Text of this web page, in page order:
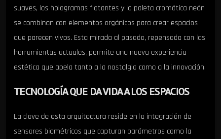
suaves, los hologramas flotantes y la paleta cromática neón
se combinan con elementos orgánicos para crear espacios
que parecen vivos. Esta mirada al pasado, repensada con las
herramientas actuales, permite una nueva experiencia
estética que apela tanto a la nostalgia como a la innovación.
TECNOLOGÍA QUE DA VIDA A LOS ESPACIOS
La clave de esta arquitectura reside en la integración de
sensores biométricos que capturan parámetros como la